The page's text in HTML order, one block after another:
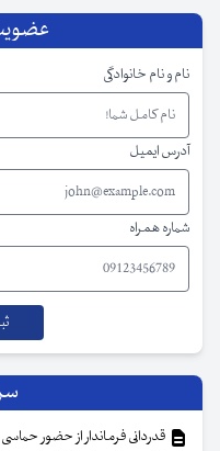
نام و نام خانوادگی
آدرس ایمیل
شماره همراه
قدردانی فرماندار از حضور